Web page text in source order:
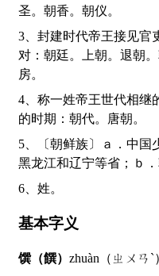
圣。朝香。朝仪。
3、封建时代帝王接见官吏，发号施令的地方，与“野”相
对：朝廷。上朝。退朝
房。
4、称一姓帝王世代相继的统治时代；亦称某一个皇帝统治
的时期：朝代。唐朝。
5、〔朝鲜族〕ａ．中国少数民族之一，主要分布于吉林、
黑龙江和辽宁等省；ｂ
6、姓。
基本字义
馔（饌） zhuàn（ㄓㄨㄢˋ